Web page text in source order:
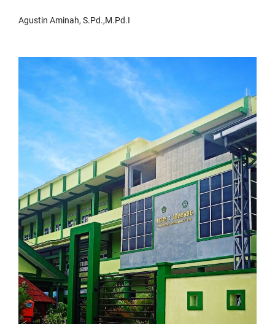
Agustin Aminah, S.Pd.,M.Pd.I